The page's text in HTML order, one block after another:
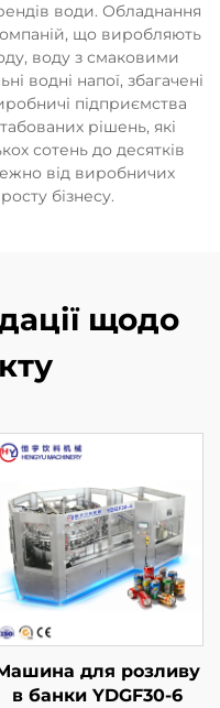
води. Обладнання
що виробляють
воду з смаковими
водні напої, збагачені
підприємства
рішень, які
сотень до десятків
від виробничих
бізнесу.
щодо
для розливу
в банки YDGF30-6